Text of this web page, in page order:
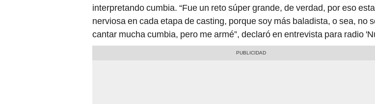
interpretando cumbia. “Fue un reto súper grande, de verdad, por eso
nerviosa en cada etapa de casting, porque soy más baladista, o sea, no
cantar mucha cumbia, pero me armé”, declaró en entrevista para radio